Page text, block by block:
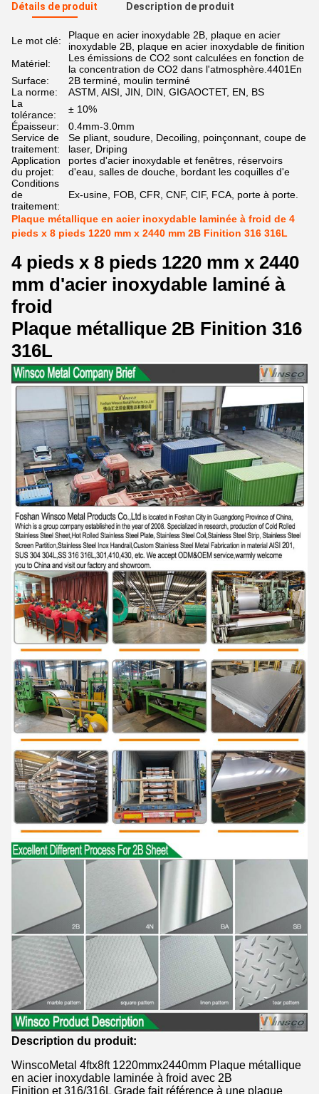
Détails de produit Description de produit
Le mot clé:
Plaque en acier inoxydable 2B, plaque en acier
inoxydable 2B, plaque en acier inoxydable de finition
Matériel:
Les émissions de CO2 sont calculées en fonction de
la concentration de CO2 dans l'atmosphère.4401En
Surface:
2B terminé, moulin terminé
La norme:
ASTM, AISI, JIN, DIN, GIGAOCTET, EN, BS
La
tolérance:
± 10%
Épaisseur:
0.4mm-3.0mm
Service de
traitement:
Se pliant, soudure, Decoiling, poinçonnant, coupe de
laser, Driping
Application
du projet:
portes d'acier inoxydable et fenêtres, réservoirs
d'eau, salles de douche, bordant les coquilles d'e
Conditions
de
traitement:
Ex-usine, FOB, CFR, CNF, CIF, FCA, porte à porte.
Plaque métallique en acier inoxydable laminée à froid de 4
pieds x 8 pieds 1220 mm x 2440 mm 2B Finition 316 316L
4 pieds x 8 pieds 1220 mm x 2440
mm d'acier inoxydable laminé à
froid
Plaque métallique 2B Finition 316
316L
Description du produit:
WinscoMetal 4ftx8ft 1220mmx2440mm Plaque métallique
en acier inoxydable laminée à froid avec 2B
Finition et 316/316L Grade fait référence à une plaque